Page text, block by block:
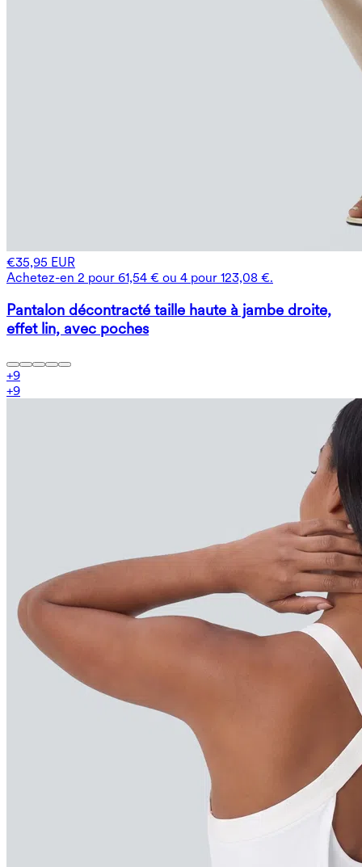
€35,95 EUR
Achetez-en 2 pour 61,54 € ou 4 pour 123,08 €.
Pantalon décontracté taille haute à jambe droite,
effet lin, avec poches
+9
+9